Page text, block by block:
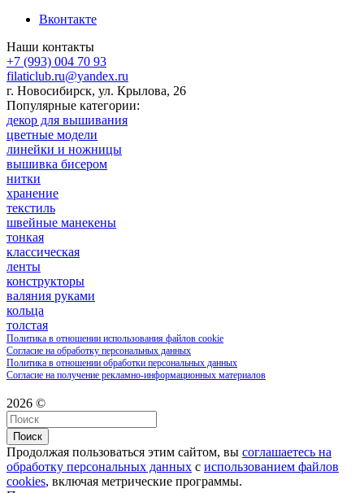
Вконтакте
Наши контакты
+7 (993) 004 70 93
filaticlub.ru@yandex.ru
г. Новосибирск, ул. Крылова, 26
Популярные категории:
декор для вышивания
цветные модели
линейки и ножницы
вышивка бисером
нитки
хранение
текстиль
швейные манекены
тонкая
классическая
ленты
конструкторы
валяния руками
кольца
толстая
Политика в отношении использования файлов cookie
Согласие на обработку персональных данных
Политика в отношении обработки персональных данных
Согласие на получение рекламно-информационных материалов
2026 ©
Поиск
Продолжая пользоваться этим сайтом, вы соглашаетесь на
обработку персональных данных с использованием файлов
cookies, включая метрические программы.